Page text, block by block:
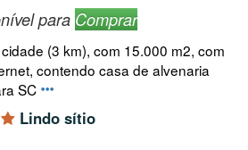
para Comprar
(3 km), com 15.000 m2, com
contendo casa de alvenaria
SC
Lindo sítio